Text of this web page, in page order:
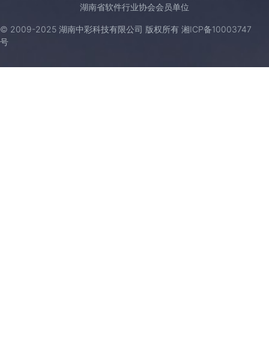
湖南省软件行业协会会员单位
© 2009-2025 湖南中彩科技有限公司 版权所有 湘ICP备10003747
号